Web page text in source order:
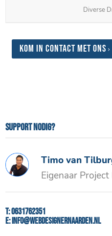
Diverse
Kom in contact met ons
Support nodig?
Timo van
Eigenaar
T:0631762351
E:info@webdesignernaarden.nl